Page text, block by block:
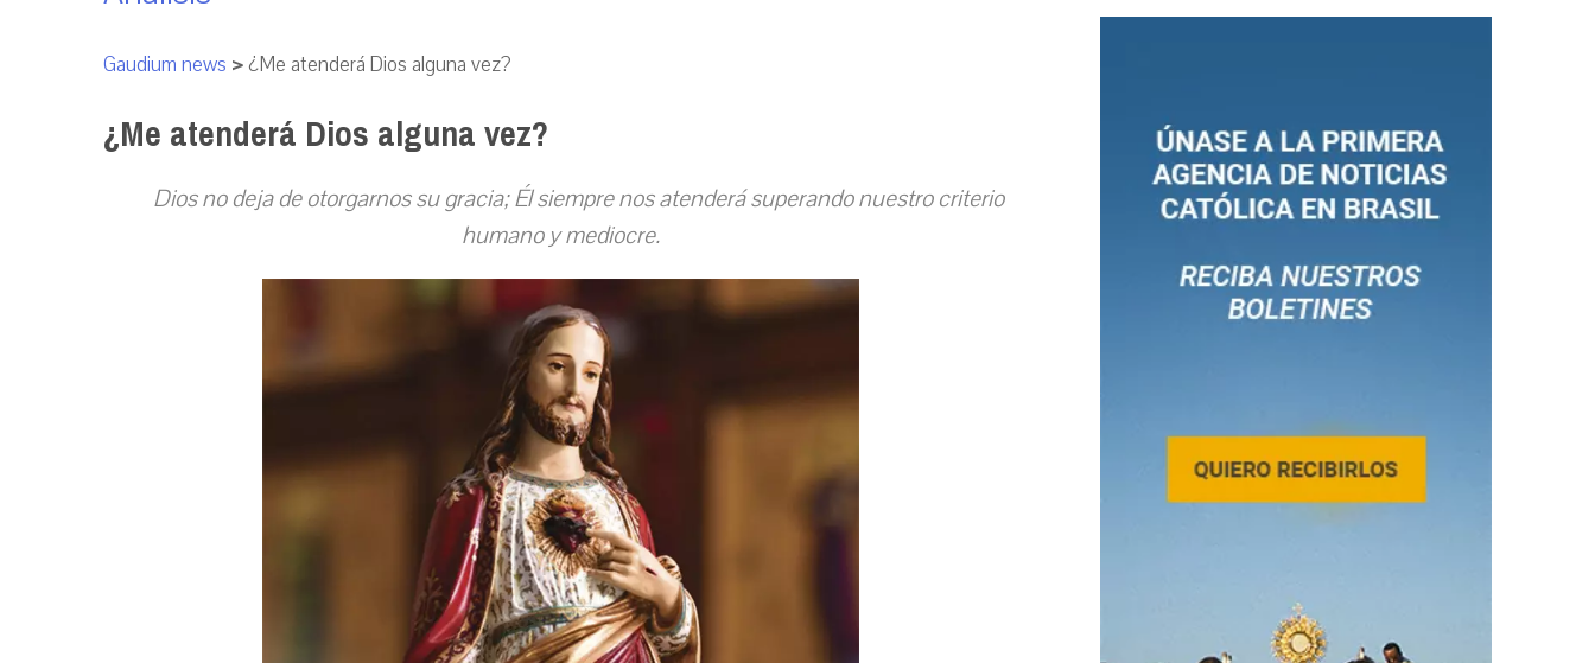
Gaudium news > ¿Me atenderá Dios alguna vez?
¿Me atenderá Dios alguna vez?
Dios no deja de otorgarnos su gracia; Él siempre nos atenderá superando nuestro criterio
humano y mediocre.